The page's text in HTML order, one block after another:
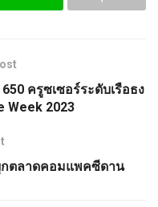
ครูซเซอร์ระดับเรือธง
Week 2023
กตลาดคอมแพคซีดาน